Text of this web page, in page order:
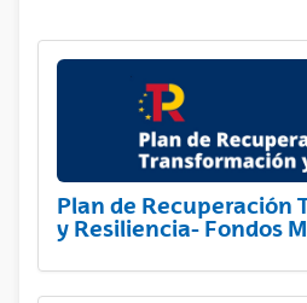
Plan de Recuperación
y Resiliencia- Fondos